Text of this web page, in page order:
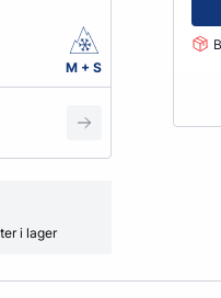
M + S
i lager